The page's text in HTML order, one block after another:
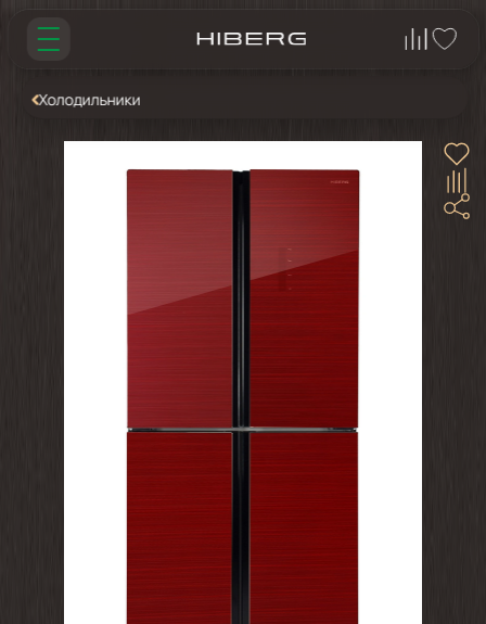
Холодильники